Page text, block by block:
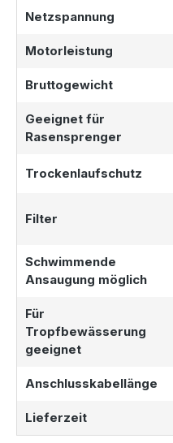
Netzspannung
Motorleistung
Bruttogewicht
Geeignet für
Rasensprenger
Trockenlaufschutz
Filter
Schwimmende
Ansaugung möglich
Für
Tropfbewässerung
geeignet
Anschlusskabellänge
Lieferzeit